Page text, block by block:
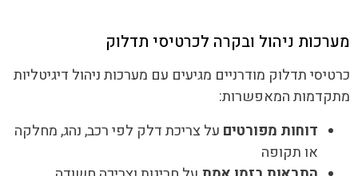
מערכות ניהול ובקרה לכרטיסי תדלוק
כרטיסי תדלוק מודרניים מגיעים עם מערכות ניהול דיגיטליות
מתקדמות המאפשרות:
דוחות מפורטים על צריכת דלק לפי רכב, נהג, מחלקה
או תקופה